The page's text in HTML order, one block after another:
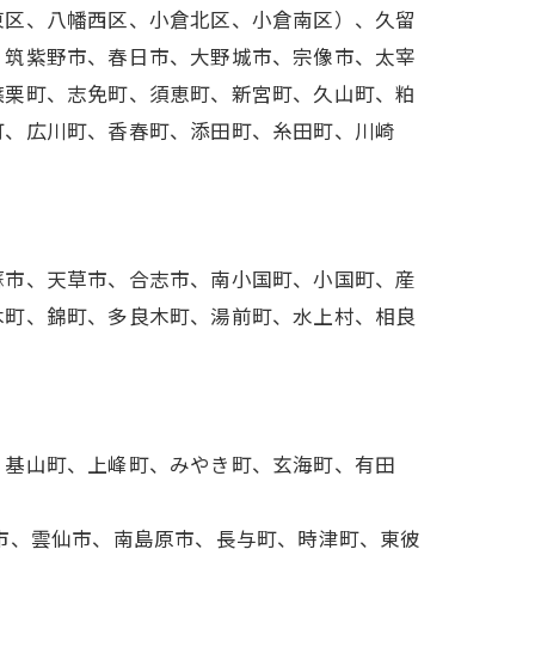
、八幡西区、小倉北区、小倉南区）、久留
紫野市、春日市、大野城市、宗像市、太宰
町、志免町、須恵町、新宮町、久山町、粕
広川町、香春町、添田町、糸田町、川崎
、天草市、合志市、南小国町、小国町、産
、錦町、多良木町、湯前町、水上村、相良
山町、上峰町、みやき町、玄海町、有田
雲仙市、南島原市、長与町、時津町、東彼